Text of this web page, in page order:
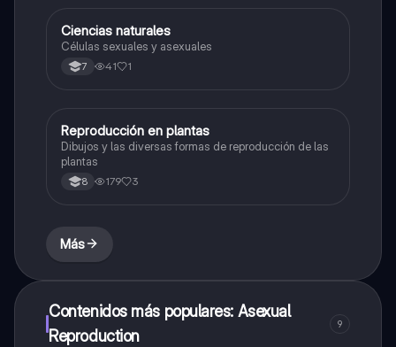
Biologia
Ciencias naturales
Células sexuales y asexuales
7 41 1
Biologia
Reproducción en plantas
Dibujos y las diversas formas de reproducción de las
plantas
8 179 3
Más
Contenidos más populares: Asexual
Reproduction
9